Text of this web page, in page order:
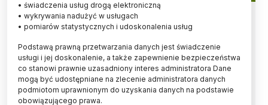
GIOŚ: raportowana przez KE
gorsza jakość wód w Polsce to efekt
bardziej rygorystycznych
kryteriów badań
Obniżenie się odsetka wód powierzchniowych
• świadczenia usług drogą elektroniczną
• wykrywania nadużyć w usługach
• pomiarów statystycznych i udoskonalenia usług
Podstawą prawną przetwarzania danych jest świadczenie
usługi i jej doskonalenie, a także zapewnienie bezpieczeństwa
co stanowi prawnie uzasadniony interes administratora Dane
mogą być udostępniane na zlecenie administratora danych
podmiotom uprawnionym do uzyskania danych na podstawie
obowiązującego prawa.